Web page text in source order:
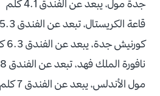
جدة مول، يبعد عن الفندق 4.1 كلم
قاعة الكريستال، تبعد عن الفندق 5.3 كلم
كورنيش جدة، يبعد عن الفندق 6.3 كلم
نافورة الملك فهد، تبعد عن الفندق 6.8 كلم
مول الأندلس، يبعد عن الفندق 7 كلم